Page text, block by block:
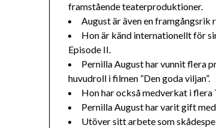
framstående teaterproduktioner.
August är även en
Hon är känd internationellt för
Episode II.
Pernilla August har vunnit flera
huvudroll i filmen ”Den goda viljan”.
Hon har också medverkat i flera
Pernilla August har varit gift
Utöver sitt arbete som